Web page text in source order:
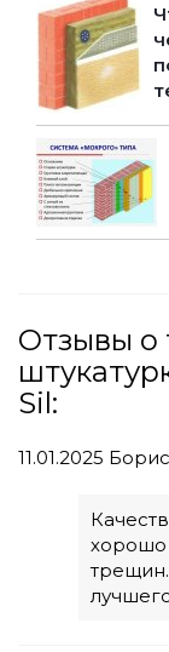
Отзывы о
Sil:
11.01.2025
хорошо